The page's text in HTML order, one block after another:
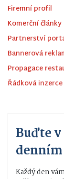
Firemní profil
Komerční články
Partnerství
Bannerová
Propagace
Řádková inzerce
Buďte
Každý den